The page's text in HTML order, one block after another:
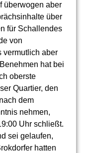
überwogen aber
über
für Schallendes
von
vermutlich aber
hat bei
oberste
Quartier, den
dem
nehmen,
Uhr schließt.
sei gelaufen,
hatten